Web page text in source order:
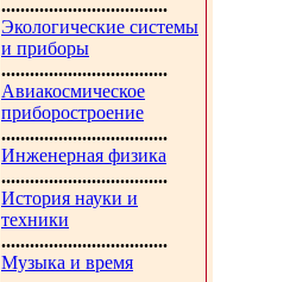
...................................
Экологические системы
и приборы
...................................
Авиакосмическое
приборостроение
...................................
Инженерная физика
...................................
История науки и
техники
...................................
Музыка и время